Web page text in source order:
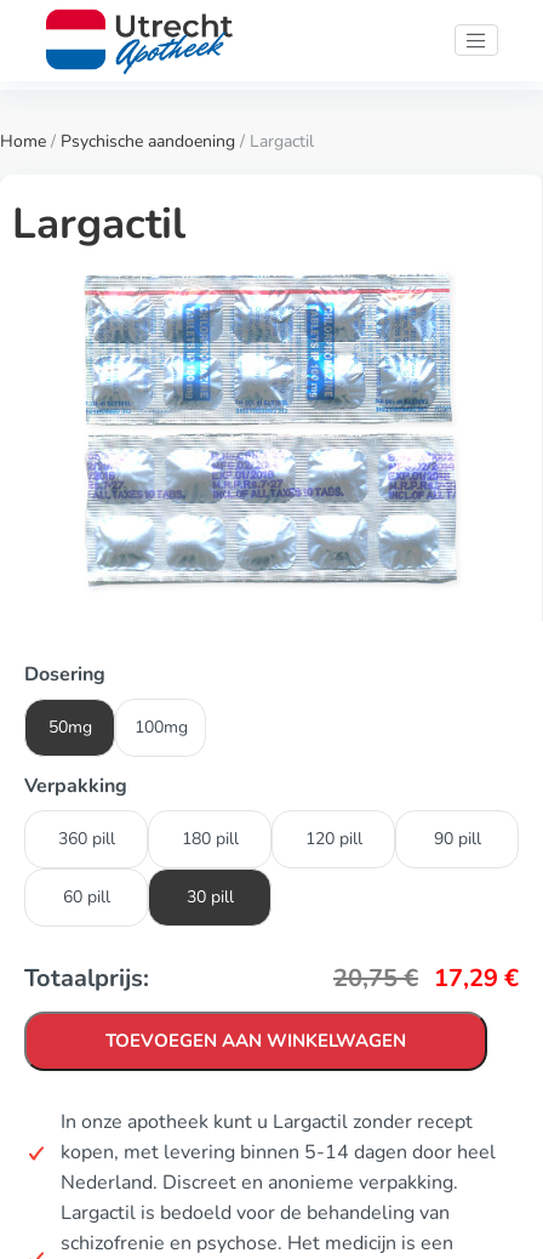
Home / Psychische aandoening / Largactil
Largactil
Dosering
50mg 100mg
Verpakking
360 pill 180 pill 120 pill 90 pill
60 pill 30 pill
Totaalprijs: 20,75€ 17,29 €
TOEVOEGEN AAN WINKELWAGEN
In onze apotheek kunt u Largactil zonder recept
kopen, met levering binnen 5-14 dagen door heel
Nederland. Discreet en anonieme verpakking.
Largactil is bedoeld voor de behandeling van
schizofrenie en psychose. Het medicijn is een